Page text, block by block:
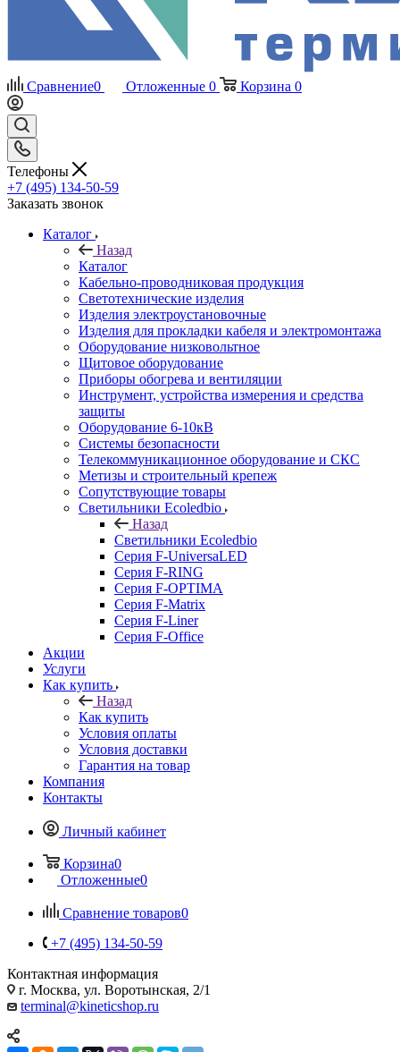
Сравнение0 Отложенные 0 Корзина 0
Телефоны
+7 (495) 134-50-59
Заказать звонок
Каталог
Назад
Каталог
Кабельно-проводниковая продукция
Светотехнические изделия
Изделия электроустановочные
Изделия для прокладки кабеля и электромонтажа
Оборудование низковольтное
Щитовое оборудование
Приборы обогрева и вентиляции
Инструмент, устройства измерения и средства
защиты
Оборудование 6-10кВ
Системы безопасности
Телекоммуникационное оборудование и СКС
Метизы и строительный крепеж
Сопутствующие товары
Светильники Ecoledbio
Назад
Светильники Ecoledbio
Серия F-UniversaLED
Серия F-RING
Серия F-OPTIMA
Серия F-Matrix
Серия F-Liner
Серия F-Office
Акции
Услуги
Как купить
Назад
Как купить
Условия оплаты
Условия доставки
Гарантия на товар
Компания
Контакты
Личный кабинет
Корзина0
Отложенные0
Сравнение товаров0
+7 (495) 134-50-59
Контактная информация
г. Москва, ул. Воротынская, 2/1
terminal@kineticshop.ru